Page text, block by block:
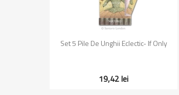
 Vizualizare rapida
Set 5 Pile De Unghii Eclectic- If Only
19,42 lei